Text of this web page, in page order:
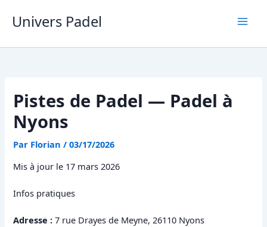
Univers Padel
Pistes de Padel — Padel à
Nyons
Par Florian/03/17/2026
Mis à jour le 17 mars 2026
Infos pratiques
Adresse : 7 rue Drayes de Meyne, 26110 Nyons